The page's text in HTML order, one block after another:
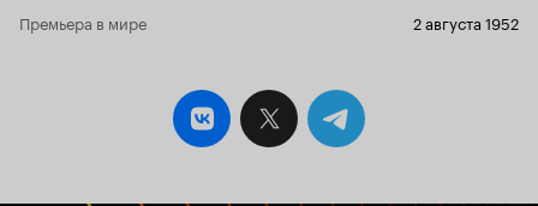
Премьера в мире
2 августа 1952